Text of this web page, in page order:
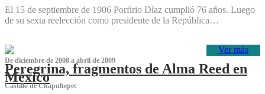
El 15 de septiembre de 1906 Porfirio Díaz cumplió 76 años. Luego
de su sexta reelección como presidente de la República…
Ver más
De diciembre de 2008 a abril de 2009
Peregrina, fragmentos de Alma Reed en
México
Castillo de Chapultepec